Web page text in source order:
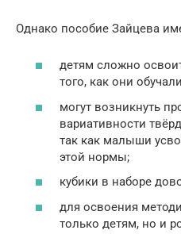
Однако пособие Зайцева
детям сложно
того, как они
могут возникнуть
вариативности
так как малыши
этой нормы;
кубики в наборе
для освоения
только детям, но и